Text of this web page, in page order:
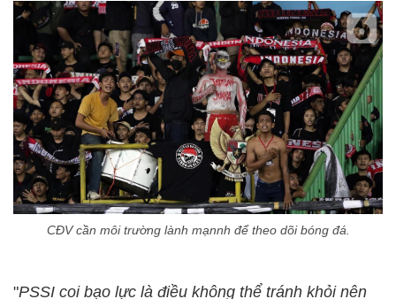
CĐV cần môi trường lành mạnnh để theo dõi bóng đá.
"PSSI coi bạo lực là điều không thể tránh khỏi nên